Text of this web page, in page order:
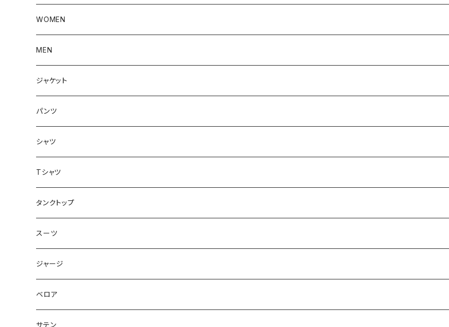
WOMEN
アウター
ボトムス
トップス
MEN
アウター
インナー
ボトムス
ジャケット
トップス
ジャケット
パンツ
シャツ
Tシャツ
タンクトップ
スーツ
ジャージ
ベロア
サテン